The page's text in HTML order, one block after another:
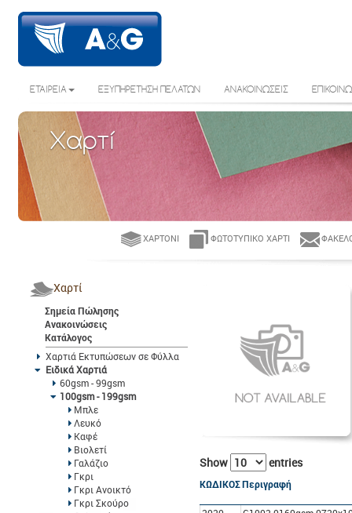
ΕΤΑΙΡΕΙΑ ΕΞΥΠΗΡΕΤΗΣΗ ΠΕΛΑΤΩΝ ΑΝΑΚΟΙΝΩΣΕΙΣ
Χαρτί
ΧΑΡΤΌΝΙ ΦΩΤΟΤΥΠΙΚΌ ΧΑΡΤΊ
Χαρτί
Σημεία Πώλησης
Ανακοινώσεις
Κατάλογος
Χαρτιά Εκτυπώσεων σε Φύλλα
Ειδικά Χαρτιά
60gsm - 99gsm
100gsm - 199gsm
Μπλε
Λευκό
Καφέ
Βιολετί
Γαλάζιο
Γκρι
Γκρι Ανοικτό
Γκρι Σκούρο
Show entries
ΚΩΔΙΚΟΣΠεριγραφή